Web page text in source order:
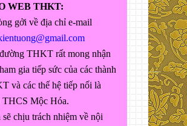
WEB THKT:
gởi về địa chỉ e-mail
THKT rất mong nhận
gia tiếp sức của các thành
và các thế hệ tiếp nối là
Mộc Hóa.
chịu trách nhiệm về nội